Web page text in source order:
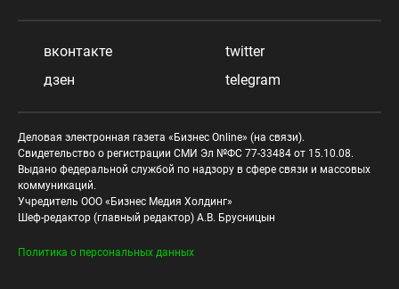
вконтакте
twitter
дзен
telegram
Деловая электронная газета «Бизнес Online» (на связи).
Свидетельство о регистрации СМИ Эл №ФС 77-33484 от 15.10.08.
Выдано федеральной службой по надзору в сфере связи и массовых
коммуникаций.
Учредитель ООО «Бизнес Медия Холдинг»
Шеф-редактор (главный редактор) А.В. Брусницын
Политика о персональных данных